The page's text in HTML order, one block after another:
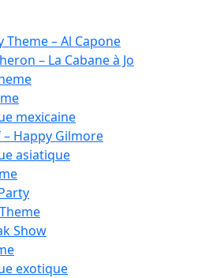
– Al Capone
– La Cabane à Jo
mexicaine
Happy Gilmore
asiatique
Show
exotique